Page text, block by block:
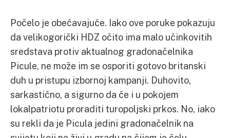
Počelo je obećavajuće. Iako ove poruke pokazuju
da velikogorički HDZ očito ima malo učinkovitih
sredstava protiv aktualnog gradonačelnika
Picule, ne može im se osporiti gotovo britanski
duh u pristupu izbornoj kampanji. Duhovito,
sarkastično, a sigurno da će i u pokojem
lokalpatriotu proraditi turopoljski prkos. No, iako
su rekli da je Picula jedini gradonačelnik na